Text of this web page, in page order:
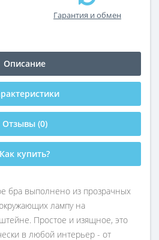
Гарантия и обмен
Описание
Отзывы (0)
Как купить?
бра выполнено из прозрачных
лампу на
Простое и изящное, это
в любой интерьер - от